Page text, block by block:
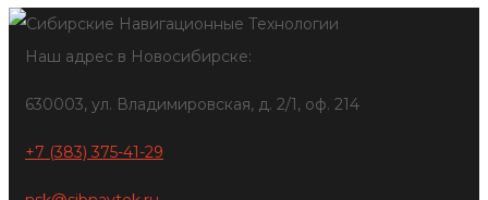
Наш адрес в Новосибирске:
630003, ул. Владимировская, д. 2/1, оф. 214
+7 (383) 375-41-29